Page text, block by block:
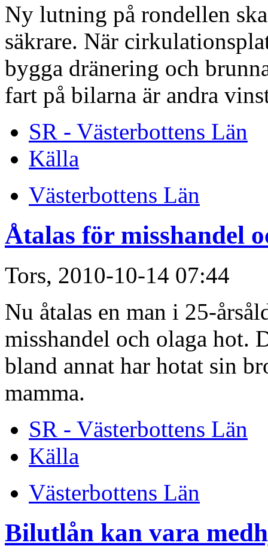
Ny lutning på rondellen
säkrare. När
bygga dränering och
fart på bilarna är andra
SR - Västerbottens Län
Källa
Västerbottens Län
Åtalas för misshandel
Tors, 2010-10-14 07:44
Nu åtalas en man i 25-
misshandel och olaga hot.
bland annat har hotat sin
mamma.
SR - Västerbottens Län
Källa
Västerbottens Län
Bilutlån kan vara